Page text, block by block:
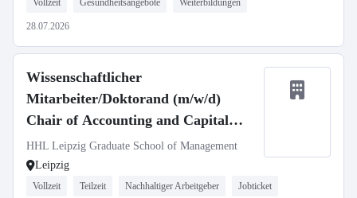
Vollzeit Gesundheitsangebote Weiterbildungen
28.07.2026
Wissenschaftlicher
Mitarbeiter/Doktorand (m/w/d)
Chair of Accounting and Capital
Market Communication
HHL Leipzig Graduate School of Management
Leipzig
Vollzeit Teilzeit Nachhaltiger Arbeitgeber Jobticket